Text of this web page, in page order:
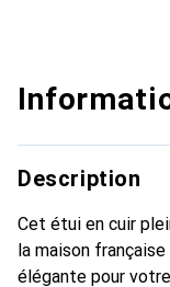
Description
Cet étui en cuir
la maison
élégante pour